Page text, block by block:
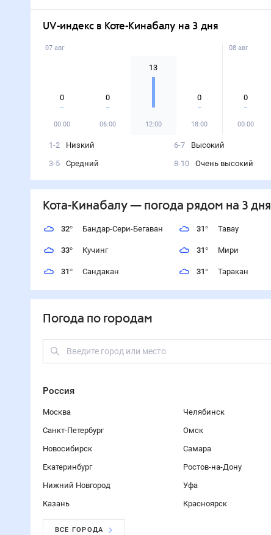
UV-индекс в Коте-Кинабалу на 3 дня
07 авг
0
00:00
0
06:00
13
12:00
0
18:00
08 авг
0
00:00
1-2
Низкий
3-5
Средний
6-7
Высокий
8-10
Очень высокий
Кота-Кинабалу— погода рядом на 3 дня
32° Бандар-Сери-Бегаван
33° Кучинг
31° Сандакан
31° Тавау
31° Мири
31° Таракан
Погода по городам
Россия
Москва
Санкт-Петербург
Новосибирск
Екатеринбург
Нижний Новгород
Казань
Челябинск
Омск
Самара
Ростов-на-Дону
Уфа
Красноярск
ВСЕ ГОРОДА